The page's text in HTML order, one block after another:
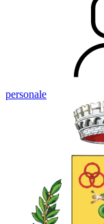
personale